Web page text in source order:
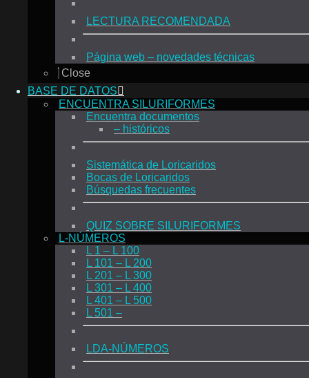
LECTURA RECOMENDADA
Página web – novedades técnicas
Close
BASE DE DATOS
ENCUENTRA SILURIFORMES
Encuentra documentos
– históricos
Sistemática de Loricaridos
Bocas de Loricaridos
Búsquedas frecuentes
QUIZ SOBRE SILURIFORMES
L-NÚMEROS
L 1 – L 100
L 101 – L 200
L 201 – L 300
L 301 – L 400
L 401 – L 500
L 501 –
LDA-NÚMEROS